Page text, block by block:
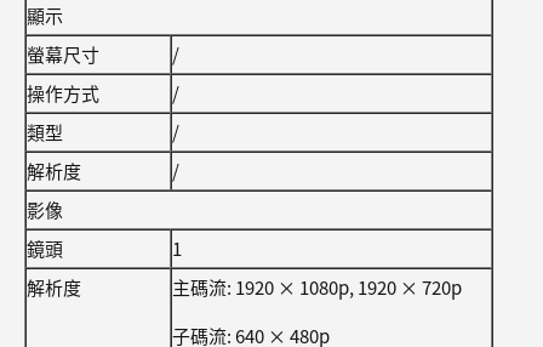
顯示
螢幕尺寸
/
操作方式
/
類型
/
解析度
/
影像
鏡頭
1
解析度
主碼流: 1920 × 1080p, 1920 × 720p
子碼流: 640 × 480p